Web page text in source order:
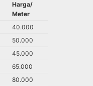
Harga/
Meter
40.000
50.000
45.000
65.000
80.000